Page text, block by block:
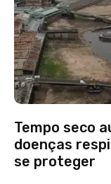
Tempo seco
doenças
se proteger